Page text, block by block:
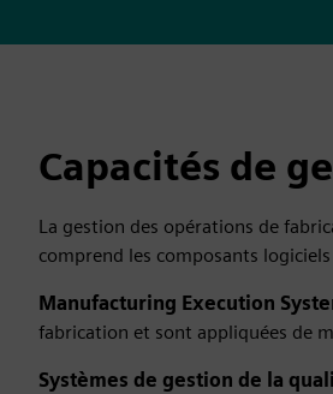
Capacités de
La gestion des opérations de
comprend les composants
Manufacturing Execution
fabrication et sont appliquées de
Systèmes de gestion de la